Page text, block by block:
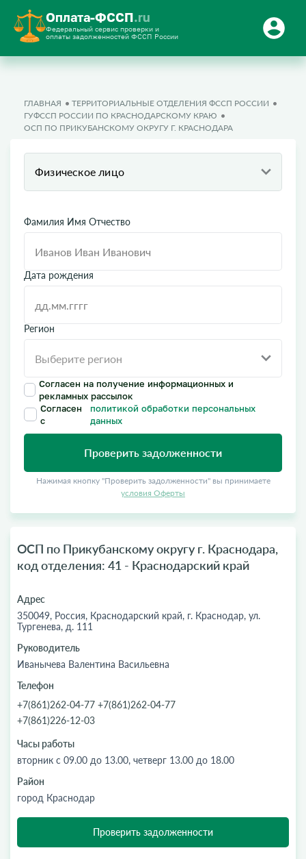
Оплата-ФССП.ru
Федеральный сервис проверки и
оплаты задолженностей ФССП России
ГЛАВНАЯ
ТЕРРИТОРИАЛЬНЫЕ ОТДЕЛЕНИЯ ФССП РОССИИ
ГУФССП РОССИИ ПО КРАСНОДАРСКОМУ КРАЮ
ОСП ПО ПРИКУБАНСКОМУ ОКРУГУ Г. КРАСНОДАРА
Физическое лицо
Фамилия Имя Отчество
Дата рождения
Регион
Согласен на получение информационных и
рекламных рассылок
Согласен
с
политикой обработки персональных
данных
Проверить задолженности
Нажимая кнопку "Проверить задолженности" вы принимаете
условия Оферты
ОСП по Прикубанскому округу г. Краснодара,
код отделения: 41 - Краснодарский край
Адрес
350049, Россия, Краснодарский край, г. Краснодар, ул.
Тургенева, д. 111
Руководитель
Иванычева Валентина Васильевна
Телефон
+7(861)262-04-77 +7(861)262-04-77
+7(861)226-12-03
Часы работы
вторник с 09.00 до 13.00, четверг 13.00 до 18.00
Район
город Краснодар
Проверить задолженности